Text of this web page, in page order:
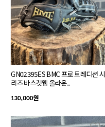
GN02395ES BMC 프로 트레디션 시
리즈 바스켓웹 올라운...
130,000원